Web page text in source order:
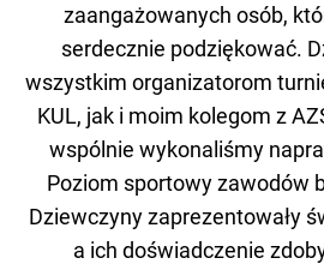
zaangażowanych osób,
serdecznie podziękować.
wszystkim organizatorom
KUL, jak i moim kolegom z
wspólnie wykonaliśmy
Poziom sportowy zawodów
Dziewczyny zaprezentowały
a ich doświadczenie